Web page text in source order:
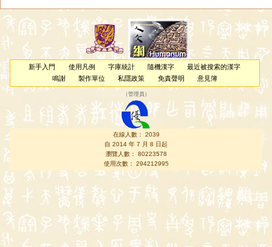
新手入門 使用凡例 字庫統計 隨機漢字
最近被搜索的漢字
鳴謝
製作單位 私隱政策 免責聲明 意見簿
（管理員 ）
在線人數： 2039
自 2014 年 7 月 8 日起
瀏覽人數： 80223578
使用次數： 294212995